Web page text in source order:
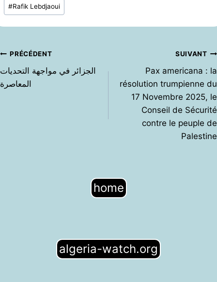
la#Rafik Lebdjaoui
Navigation
de
l’article
PRÉCÉDENT
الجزائر في مواجهة التحديات
المعاصرة
SUIVANT
Pax americana : la
résolution trumpienne du
17 Novembre 2025, le
Conseil de Sécurité
contre le peuple de
Palestine
home
algeria-watch.org